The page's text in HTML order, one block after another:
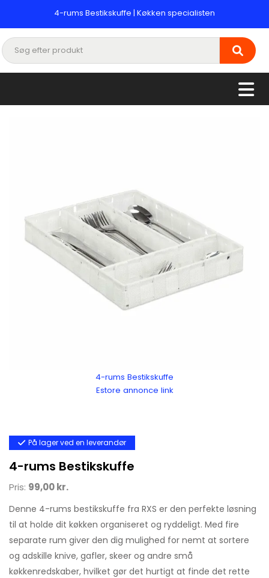
4-rums Bestikskuffe | Køkken specialisten
4-rums Bestikskuffe
Estore annonce link
På lager ved en leverandør
4-rums Bestikskuffe
Pris: 99,00 kr.
Denne 4-rums bestikskuffe fra RXS er den perfekte løsning
til at holde dit køkken organiseret og ryddeligt. Med fire
separate rum giver den dig mulighed for nemt at sortere
og adskille knive, gafler, skeer og andre små
køkkenredskaber, hvilket gør det hurtigt at finde det rette